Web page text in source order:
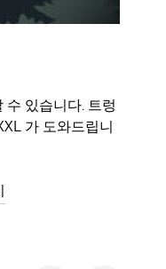
있습니다. 트렁
가 도와드립니